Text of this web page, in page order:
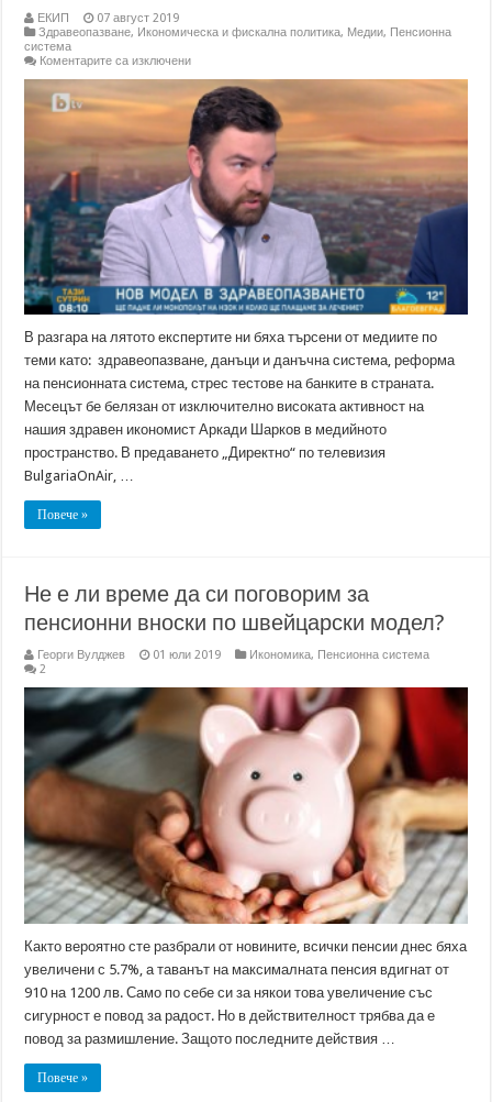
ЕКИП
07 август 2019
Здравеопазване, Икономическа и фискална политика, Медии, Пенсионна
система
Коментарите са изключениза
медиите
за
пенсиите
и
предложенията
за
здравна
и
данъчна
реформа
В разгара на лятото експертите ни бяха търсени от медиите по
теми като: здравеопазване, данъци и данъчна система, реформа
на пенсионната система, стрес тестове на банките в страната.
Месецът бе белязан от изключително високата активност на
нашия здравен икономист Аркади Шарков в медийното
пространство. В предаването „Директно“ по телевизия
BulgariaOnAir, …
Повече »
Не е ли време да си поговорим за
пенсионни вноски по швейцарски модел?
Георги Вулджев 01 юли 2019 Икономика, Пенсионна система
2
Както вероятно сте разбрали от новините, всички пенсии днес бяха
увеличени с 5.7%, а таванът на максималната пенсия вдигнат от
910 на 1200 лв. Само по себе си за някои това увеличение със
сигурност е повод за радост. Но в действителност трябва да е
повод за размишление. Защото последните действия …
Повече »